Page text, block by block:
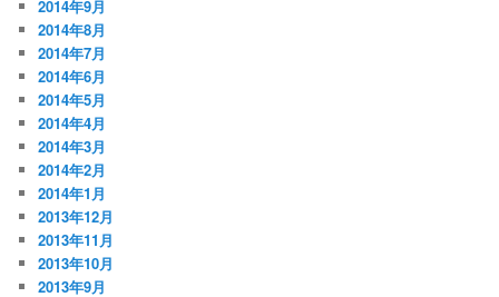
2014年9月
2014年8月
2014年7月
2014年6月
2014年5月
2014年4月
2014年3月
2014年2月
2014年1月
2013年12月
2013年11月
2013年10月
2013年9月